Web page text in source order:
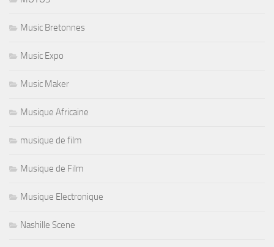
Music Bretonnes
Music Expo
Music Maker
Musique Africaine
musique de film
Musique de Film
Musique Electronique
Nashille Scene